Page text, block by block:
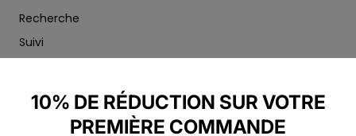
10% DE RÉDUCTION SUR VOTRE
PREMIÈRE COMMANDE
Recherche
Suivi
Politique de retour